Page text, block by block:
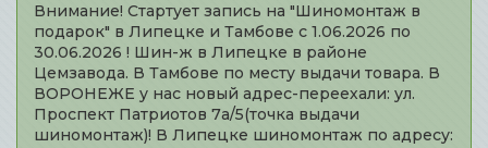
Внимание! Стартует запись на "Шиномонтаж в
подарок" в Липецке и Тамбове с 1.06.2026 по
30.06.2026 ! Шин-ж в Липецке в районе
Цемзавода. В Тамбове по месту выдачи товара. В
ВОРОНЕЖЕ у нас новый адрес-переехали: ул.
Проспект Патриотов 7а/5(точка выдачи
шиномонтаж)! В Липецке шиномонтаж по адресу: